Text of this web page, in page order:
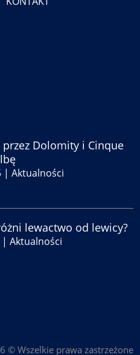
przez Dolomity i Cinque
|Aktualności
lewactwo od lewicy?
|Aktualności
© Wszelkie prawa zastrzeżone